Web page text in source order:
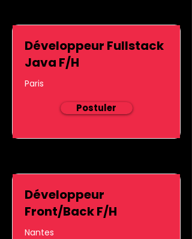
Développeur Fullstack
Java F/H
Paris
Postuler
Développeur
Front/Back F/H
Nantes